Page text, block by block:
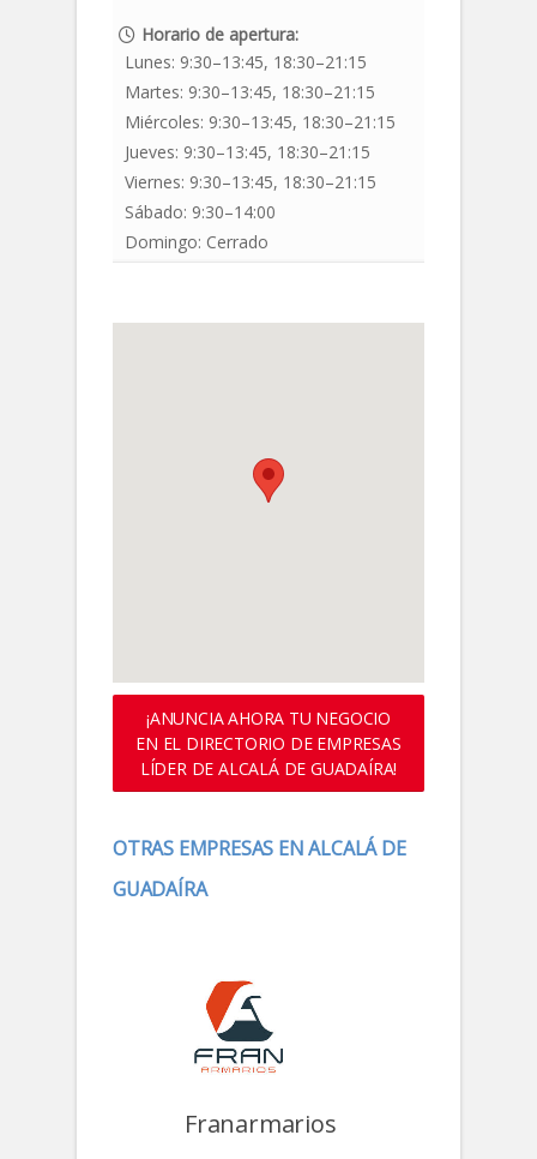
Horario de apertura:
Lunes: 9:30–13:45, 18:30–21:15
Martes: 9:30–13:45, 18:30–21:15
Miércoles: 9:30–13:45, 18:30–21:15
Jueves: 9:30–13:45, 18:30–21:15
Viernes: 9:30–13:45, 18:30–21:15
Sábado: 9:30–14:00
Domingo: Cerrado
¡ANUNCIA AHORA TU NEGOCIO
EN EL DIRECTORIO DE EMPRESAS
LÍDER DE ALCALÁ DE GUADAÍRA!
OTRAS EMPRESAS EN ALCALÁ DE
GUADAÍRA
Franarmarios